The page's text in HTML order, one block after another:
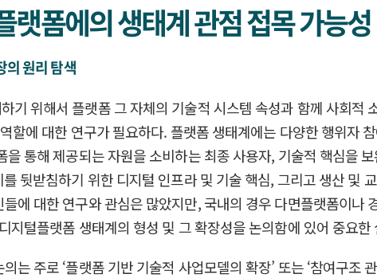
랫폼에의 생태계 관점 접목 가능
의 원리 탐색
기 위해서 플랫폼 그 자체의 기술적 시스템 속성과 함께 사회
할에 대한 연구가 필요하다. 플랫폼 생태계에는 다양한 행위자
을 통해 제공되는 자원을 소비하는 최종 사용자, 기술적 핵심을
뒷받침하기 위한 디지털 인프라 및 기술 핵심, 그리고 생산 및
에 대한 연구와 관심은 많았지만, 국내의 경우 다면플랫폼이
지털플랫폼 생태계의 형성 및 그 확장성을 논의함에 있어 중요한
는 주로 ‘플랫폼 기반 기술적 사업모델의 확장’ 또는 ‘참여구